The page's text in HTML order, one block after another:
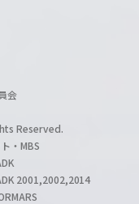
会
Reserved.
・MBS
2001,2002,2014